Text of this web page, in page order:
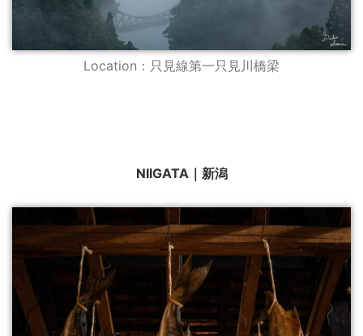
Location：只見線第一只見川橋梁
NIIGATA｜新潟